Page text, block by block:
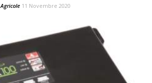
11 Novembre 2020